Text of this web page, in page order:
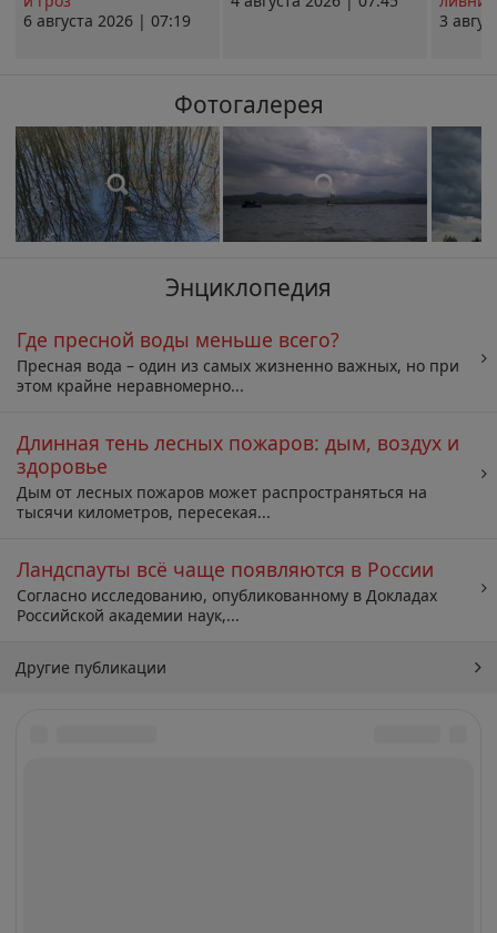
6 августа 2026 | 07:19
3
Фотогалерея
Энциклопедия
Где пресной воды меньше всего?
Пресная вода – один из самых жизненно важных, но при
этом крайне неравномерно...
Длинная тень лесных пожаров: дым, воздух и
здоровье
Дым от лесных пожаров может распространяться на
тысячи километров, пересекая...
Ландспауты всё чаще появляются в России
Согласно исследованию, опубликованному в Докладах
Российской академии наук,...
Другие публикации